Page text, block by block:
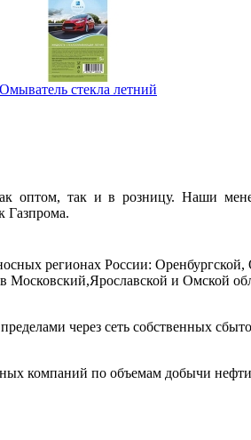
Омыватель стекла летний
оптом, так и в розницу. Наши
Газпрома.
регионах России:
и Омской
через сеть собственных
компаний по объемам добычи